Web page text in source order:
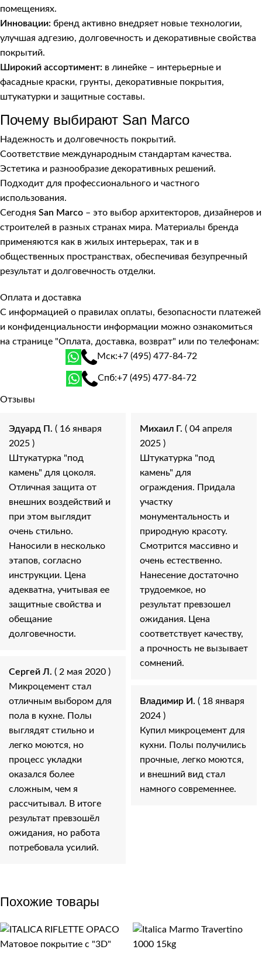
помещениях.
Инновации: бренд активно внедряет новые технологии,
улучшая адгезию, долговечность и декоративные свойства
покрытий.
Широкий ассортимент: в линейке – интерьерные и
фасадные краски, грунты, декоративные покрытия,
штукатурки и защитные составы.
Почему выбирают San Marco
Надежность и долговечность покрытий.
Соответствие международным стандартам качества.
Эстетика и разнообразие декоративных решений.
Подходит для профессионального и частного
использования.
Сегодня San Marco – это выбор архитекторов, дизайнеров и
строителей в разных странах мира. Материалы бренда
применяются как в жилых интерьерах, так и в
общественных пространствах, обеспечивая безупречный
результат и долговечность отделки.
Оплата и доставка
С информацией о правилах оплаты, безопасности платежей
и конфиденциальности информации можно ознакомиться
на странице "Оплата, доставка, возврат" или по телефонам:
Мск:+7 (495) 477-84-72
Спб:+7 (495) 477-84-72
Отзывы
Эдуард П. ( 16 января
2025 )
Штукатурка "под
камень" для цоколя.
Отличная защита от
внешних воздействий и
при этом выглядит
очень стильно.
Наносили в несколько
этапов, согласно
инструкции. Цена
адекватна, учитывая ее
защитные свойства и
обещание
долговечности.
Сергей Л. ( 2 мая 2020 )
Микроцемент стал
отличным выбором для
пола в кухне. Полы
выглядят стильно и
легко моются, но
процесс укладки
оказался более
сложным, чем я
рассчитывал. В итоге
результат превзошёл
ожидания, но работа
потребовала усилий.
Михаил Г. ( 04 апреля
2025 )
Штукатурка "под
камень" для
ограждения. Придала
участку
монументальность и
природную красоту.
Смотрится массивно и
очень естественно.
Нанесение достаточно
трудоемкое, но
результат превзошел
ожидания. Цена
соответствует качеству,
а прочность не вызывает
сомнений.
Владимир И. ( 18 января
2024 )
Купил микроцемент для
кухни. Полы получились
прочные, легко моются,
и внешний вид стал
намного современнее.
Похожие товары